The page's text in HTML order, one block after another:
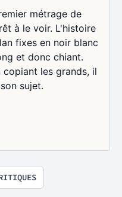
métrage de
à le voir. L'histoire
fixes en noir blanc
et donc chiant.
copiant les grands, il
sujet.